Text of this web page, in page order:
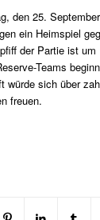
den 25.
ein Heimspiel
der Partie ist um
Teams
würde sich über
freuen.